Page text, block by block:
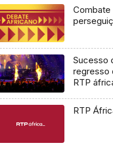
Combate
Sucesso
regresso
RTP
RTP